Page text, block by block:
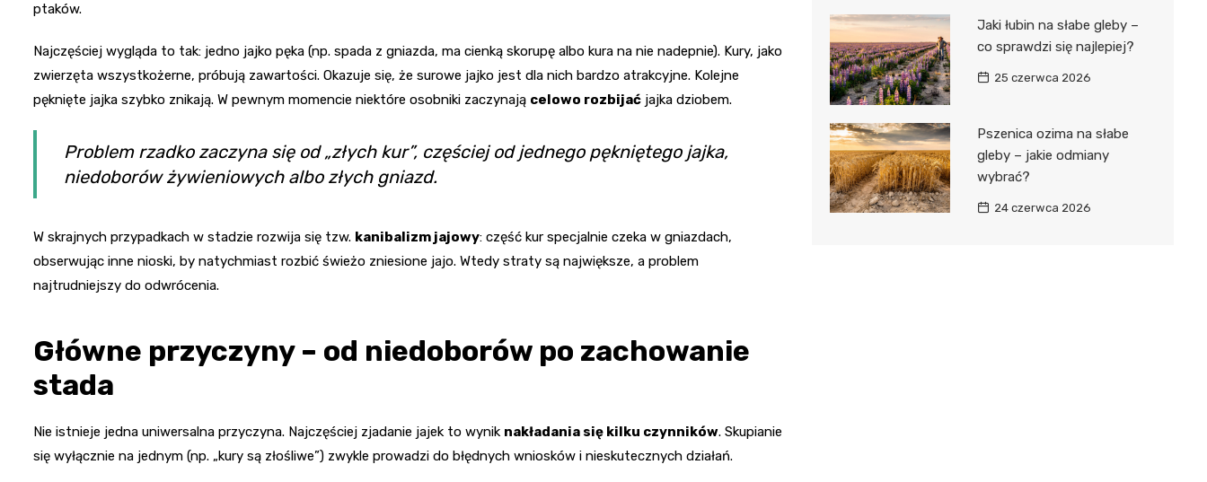
ptaków.
Najczęściej wygląda to tak: jedno jajko pęka (np. spada z gniazda, ma cienką skorupę albo kura na nie nadepnie). Kury, jako
zwierzęta wszystkożerne, próbują zawartości. Okazuje się, że surowe jajko jest dla nich bardzo atrakcyjne. Kolejne
pęknięte jajka szybko znikają. W pewnym momencie niektóre osobniki zaczynają celowo rozbijać jajka dziobem.
Problem rzadko zaczyna się od „złych kur”, częściej od jednego pękniętego jajka,
niedoborów żywieniowych albo złych gniazd.
W skrajnych przypadkach w stadzie rozwija się tzw. kanibalizm jajowy: część kur specjalnie czeka w gniazdach,
obserwując inne nioski, by natychmiast rozbić świeżo zniesione jajo. Wtedy straty są największe, a problem
najtrudniejszy do odwrócenia.
Główne przyczyny – od niedoborów po zachowanie
stada
Nie istnieje jedna uniwersalna przyczyna. Najczęściej zjadanie jajek to wynik nakładania się kilku czynników. Skupianie
się wyłącznie na jednym (np. „kury są złośliwe”) zwykle prowadzi do błędnych wniosków i nieskutecznych działań.
Jaki łubin na słabe gleby –
co sprawdzi się najlepiej?
25 czerwca 2026
Pszenica ozima na słabe
gleby – jakie odmiany
wybrać?
24 czerwca 2026